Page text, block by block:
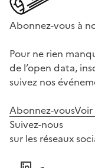
Abonnez-vous à
Pour ne rien
de l’open data,
suivez nos
Abonnez-vous
Suivez-nous
sur les réseaux